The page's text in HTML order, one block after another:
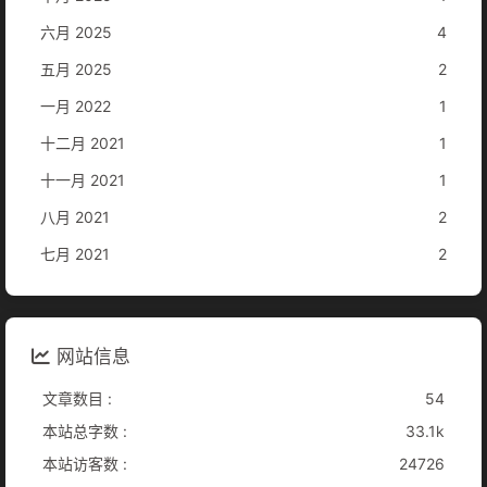
六月 2025
4
五月 2025
2
一月 2022
1
十二月 2021
1
十一月 2021
1
八月 2021
2
七月 2021
2
网站信息
文章数目 :
54
本站总字数 :
33.1k
本站访客数 :
24726